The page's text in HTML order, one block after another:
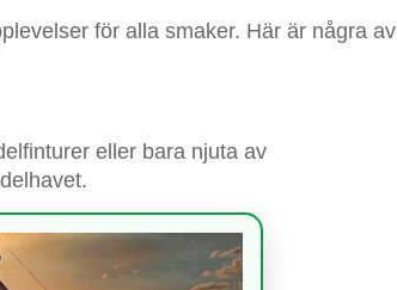
för alla smaker. Här är några av
eller bara njuta av